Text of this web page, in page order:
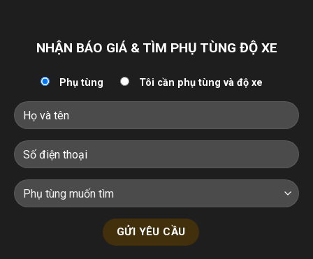
NHẬN BÁO GIÁ & TÌM PHỤ TÙNG ĐỘ XE
Phụ tùng Tôi cần phụ tùng và độ xe